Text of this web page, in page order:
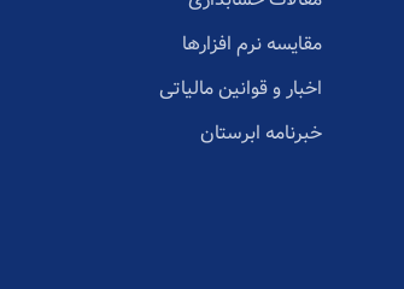
مقایسه نرم افزارها
اخبار و قوانین مالیاتی
خبرنامه ابرستان